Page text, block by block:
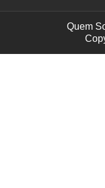
Quem